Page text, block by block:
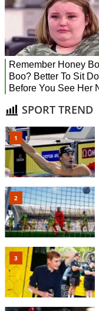
SPORT TREND